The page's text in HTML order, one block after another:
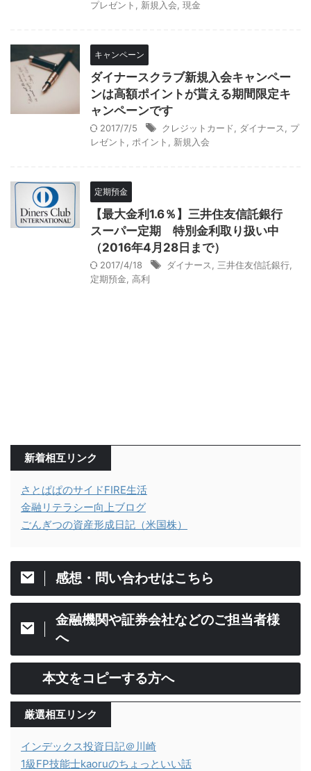
プレゼント 新規入会 現金
キャンペーン
ダイナースクラブ新規入会キャンペー
ンは高額ポイントが貰える期間限定キ
ャンペーンです
2017/7/5 クレジットカード ダイナース
プ
レゼント
ポイント 新規入会
定期預金
【最大金利1.6％】三井住友信託銀行
スーパー定期 特別金利取り扱い中
（2016年4月28日まで）
2017/4/18 ダイナース 三井住友信託銀行
定期預金 高利
新着相互リンク
さとぱぱのサイドFIRE生活
金融リテラシー向上ブログ
ごんぎつの資産形成日記（米国株）
感想・問い合わせはこちら
金融機関や証券会社などのご担当者様
へ
本文をコピーする方へ
厳選相互リンク
インデックス投資日記＠川崎
1級FP技能士kaoruのちょっといい話